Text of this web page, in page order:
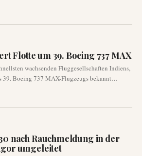
legt die Abflüge im gesamten
Die Fluggesellschaft arbeitet aktiv an der
Flotte um 39. Boeing 737 MAX
wachsenden Fluggesellschaften Indiens,
39. Boeing 737 MAX-Flugzeugs bekannt
mit der Registrierung VT-YBP traf nach
Flotten- und Betriebsleistung der
nach Rauchmeldung in der
umgeleitet